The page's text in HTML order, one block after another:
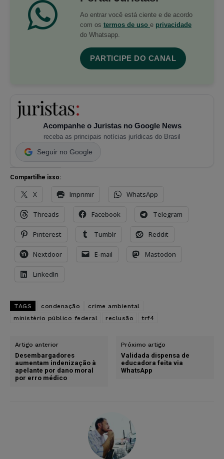
Ao entrar você está ciente e de acordo
com os termos de uso e privacidade
do Whatsapp.
PARTICIPE DO CANAL
Acompanhe o Juristas no Google News
receba as principais notícias jurídicas do Brasil
Seguir no Google
Compartilhe isso:
X Imprimir WhatsApp
Threads Facebook Telegram
Pinterest Tumblr Reddit
Nextdoor E-mail Mastodon
LinkedIn
TAGS condenação
crime ambiental
ministério público federal
reclusão trf4
Artigo anterior
Desembargadores
aumentam indenização à
apelante por dano moral
por erro médico
Próximo artigo
Validada dispensa de
educadora feita via
WhatsApp